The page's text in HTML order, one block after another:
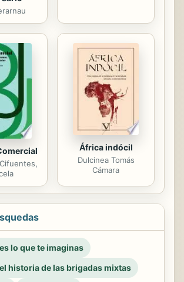
África indócil
Dulcinea Tomás
Cámara
lo que te imaginas
historia de las brigadas mixtas